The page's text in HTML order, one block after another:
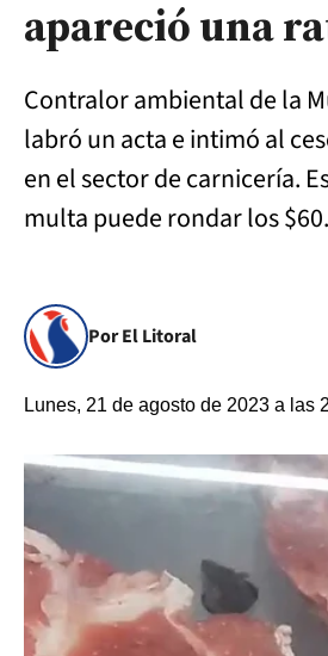
apareció una
Contralor ambiental de la
labró un acta e intimó al
en el sector de carnicería.
multa puede rondar los
Por El Litoral
Lunes, 21 de agosto de 2023 a las